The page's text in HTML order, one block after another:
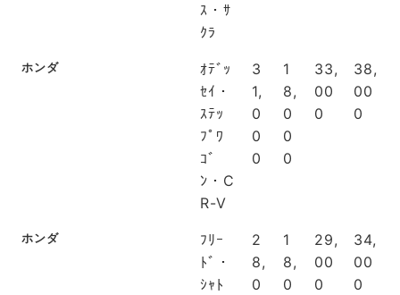
ｽ・ｻ
ｸﾗ
ホンダ
ｵﾃﾞｯ
ｾｲ・
ｽﾃｯ
ﾌﾟﾜ
ｺﾞ
ﾝ・C
R-V
3
1,
0
0
0
1
8,
0
0
0
33,
00
0
38,
00
0
ホンダ
ﾌﾘｰ
ﾄﾞ・
ｼｬﾄ
2
8,
0
1
8,
0
29,
00
0
34,
00
0